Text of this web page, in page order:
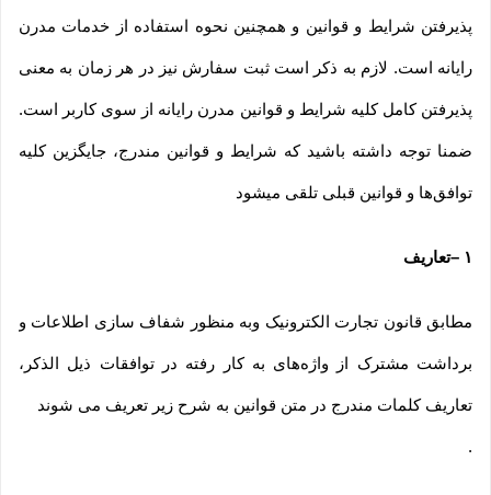
پذیرفتن شرایط و قوانین و همچنین نحوه استفاده از خدمات مدرن
رایانه است. لازم به ذکر است ثبت سفارش نیز در هر زمان به معنی
پذیرفتن کامل کلیه شرایط و قوانین مدرن رایانه از سوی کاربر است.
ضمنا توجه داشته باشید که شرایط و قوانین مندرج، جایگزین کلیه
توافق‏‌ها و قوانین قبلی تلقی میشود
۱ –تعاریف
مطابق قانون تجارت الکترونیک وبه منظور شفاف سازی اطلاعات و
برداشت مشترک از واژه‌های به کار رفته در توافقات ذیل الذکر،
تعاریف کلمات مندرج در متن قوانین به شرح زیر تعریف می شوند
.